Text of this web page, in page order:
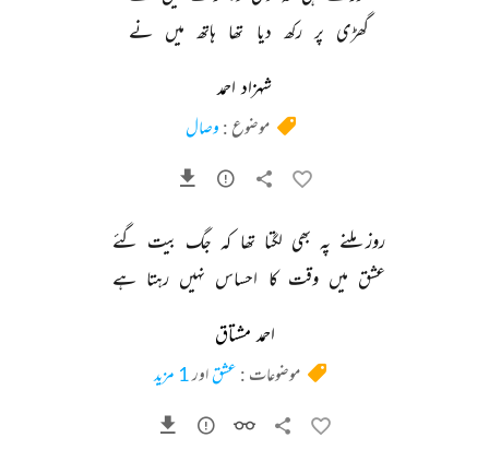
گھڑی پر رکھ دیا تھا ہاتھ میں نے
شہزاد احمد
موضوع : وصال
روز ملنے پہ بھی لگتا تھا کہ جگ بیت گئے
عشق میں وقت کا احساس نہیں رہتا ہے
احمد مشتاق
موضوعات : عشقاور1 مزید